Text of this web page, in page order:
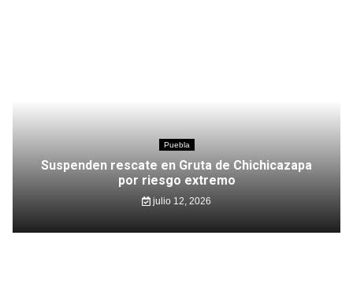
Puebla
Suspenden rescate en Gruta de Chichicazapa
por riesgo extremo
julio 12, 2026